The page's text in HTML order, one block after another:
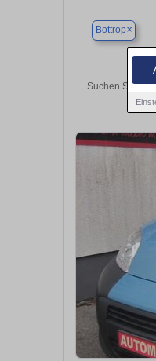
Bottrop×
Suchen Sie in